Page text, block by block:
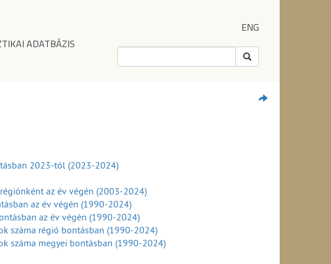
ADATBÁZIS
ENG
2023-tól (2023-2024)
az év végén (2003-2024)
az év végén (1990-2024)
az év végén (1990-2024)
száma régió bontásban (1990-2024)
száma megyei bontásban (1990-2024)
(2003-2024)